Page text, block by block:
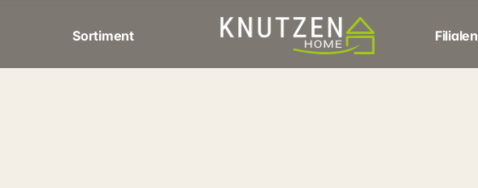
Sortiment Filialen